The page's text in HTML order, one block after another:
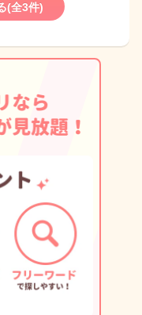
(全3件)